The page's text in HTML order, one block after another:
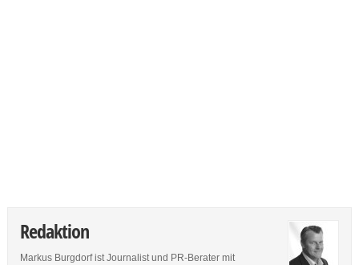
Redaktion
Markus Burgdorf ist Journalist und PR-Berater mit